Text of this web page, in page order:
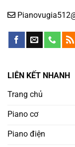
LIÊN KẾT NHANH
Trang chủ
Piano cơ
Piano điện